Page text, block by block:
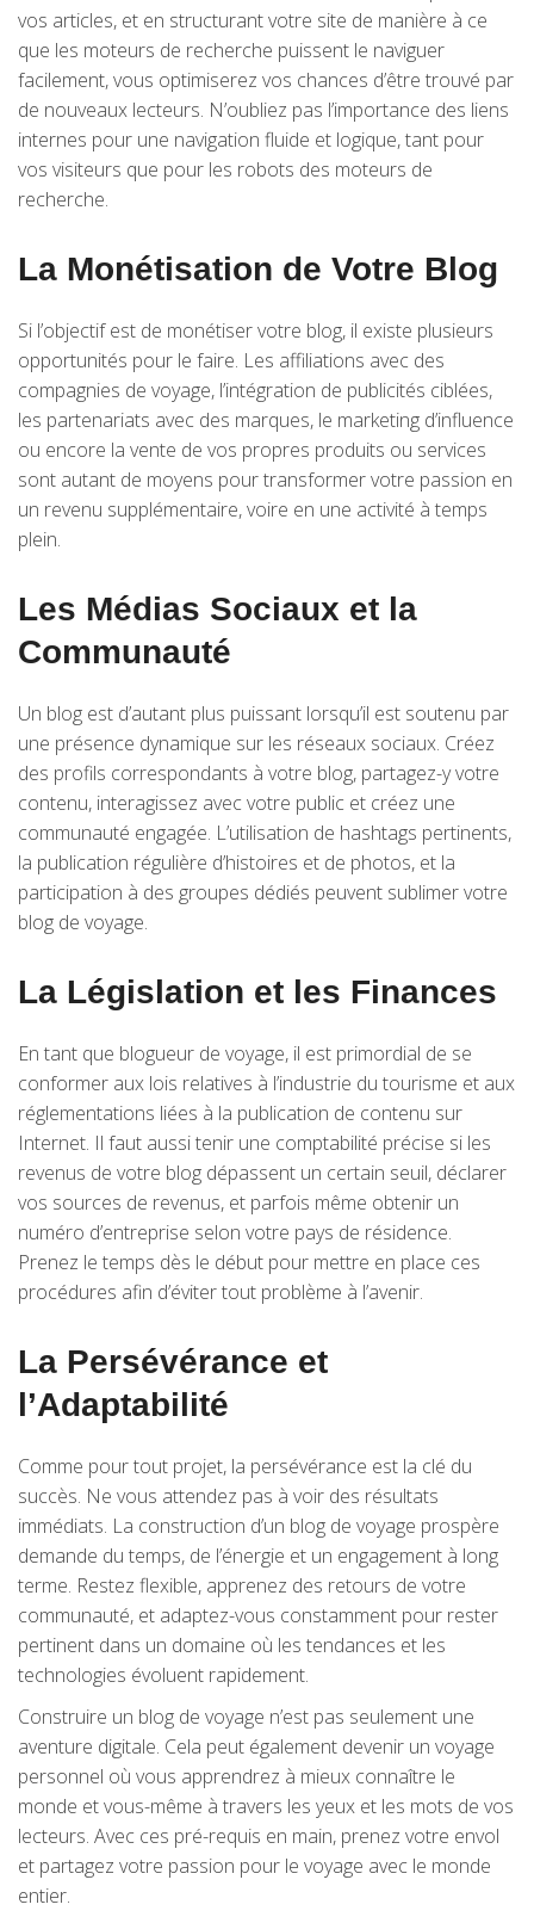
vos articles, et en structurant votre site de manière à ce
que les moteurs de recherche puissent le naviguer
facilement, vous optimiserez vos chances d’être trouvé par
de nouveaux lecteurs. N’oubliez pas l’importance des liens
internes pour une navigation fluide et logique, tant pour
vos visiteurs que pour les robots des moteurs de
recherche.
La Monétisation de Votre Blog
Si l’objectif est de monétiser votre blog, il existe plusieurs
opportunités pour le faire. Les affiliations avec des
compagnies de voyage, l’intégration de publicités ciblées,
les partenariats avec des marques, le marketing d’influence
ou encore la vente de vos propres produits ou services
sont autant de moyens pour transformer votre passion en
un revenu supplémentaire, voire en une activité à temps
plein.
Les Médias Sociaux et la
Communauté
Un blog est d’autant plus puissant lorsqu’il est soutenu par
une présence dynamique sur les réseaux sociaux. Créez
des profils correspondants à votre blog, partagez-y votre
contenu, interagissez avec votre public et créez une
communauté engagée. L’utilisation de hashtags pertinents,
la publication régulière d’histoires et de photos, et la
participation à des groupes dédiés peuvent sublimer votre
blog de voyage.
La Législation et les Finances
En tant que blogueur de voyage, il est primordial de se
conformer aux lois relatives à l’industrie du tourisme et aux
réglementations liées à la publication de contenu sur
Internet. Il faut aussi tenir une comptabilité précise si les
revenus de votre blog dépassent un certain seuil, déclarer
vos sources de revenus, et parfois même obtenir un
numéro d’entreprise selon votre pays de résidence.
Prenez le temps dès le début pour mettre en place ces
procédures afin d’éviter tout problème à l’avenir.
La Persévérance et
l’Adaptabilité
Comme pour tout projet, la persévérance est la clé du
succès. Ne vous attendez pas à voir des résultats
immédiats. La construction d’un blog de voyage prospère
demande du temps, de l’énergie et un engagement à long
terme. Restez flexible, apprenez des retours de votre
communauté, et adaptez-vous constamment pour rester
pertinent dans un domaine où les tendances et les
technologies évoluent rapidement.
Construire un blog de voyage n’est pas seulement une
aventure digitale. Cela peut également devenir un voyage
personnel où vous apprendrez à mieux connaître le
monde et vous-même à travers les yeux et les mots de vos
lecteurs. Avec ces pré-requis en main, prenez votre envol
et partagez votre passion pour le voyage avec le monde
entier.